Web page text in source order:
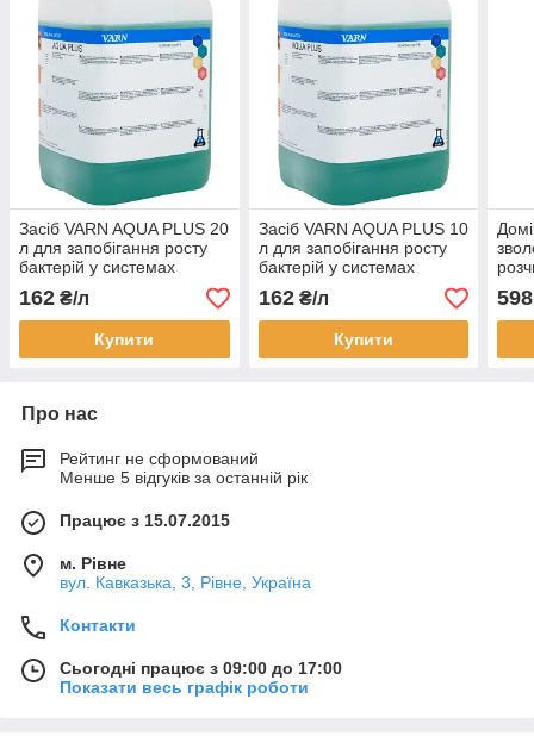
Засіб VARN AQUA PLUS 20
л для запобігання росту
бактерій у системах
автоматичного змивання
162 ₴/л
Купити
Засіб VARN AQUA PLUS 10
л для запобігання росту
бактерій у системах
автоматичного змивання
162₴/л
Купити
598
Про нас
Рейтинг не сформований
Менше 5 відгуків за останній рік
Працює з 15.07.2015
м. Рівне
вул. Кавказька, 3, Рівне, Україна
Контакти
Сьогодні працює з 09:00 до 17:00
Показати весь графік роботи